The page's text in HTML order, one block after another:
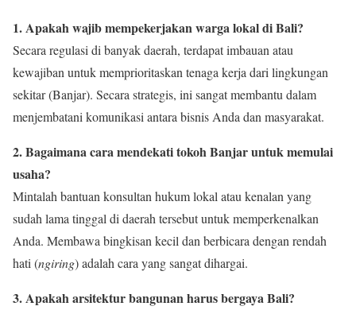
1. Apakah wajib mempekerjakan warga lokal di Bali?
Secara regulasi di banyak daerah, terdapat imbauan atau
kewajiban untuk memprioritaskan tenaga kerja dari lingkungan
sekitar (Banjar). Secara strategis, ini sangat membantu dalam
menjembatani komunikasi antara bisnis Anda dan masyarakat.
2. Bagaimana cara mendekati tokoh Banjar untuk memulai
usaha?
Mintalah bantuan konsultan hukum lokal atau kenalan yang
sudah lama tinggal di daerah tersebut untuk memperkenalkan
Anda. Membawa bingkisan kecil dan berbicara dengan rendah
hati (ngiring) adalah cara yang sangat dihargai.
3. Apakah arsitektur bangunan harus bergaya Bali?